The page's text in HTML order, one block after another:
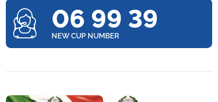
06 99 39
NEW CUP NUMBER